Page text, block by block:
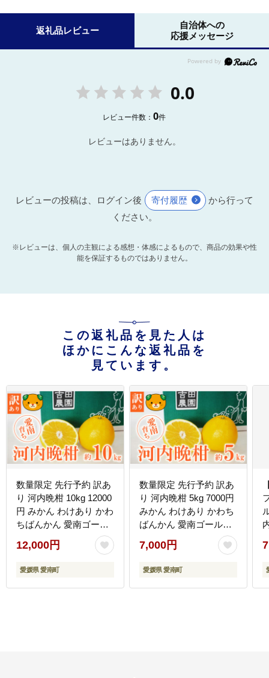
返礼品レビュー
自治体への
応援メッセージ
0.0
レビュー件数：0件
レビューはありません。
レビューの投稿は、ログイン後 寄付履歴
から行って
ください。
※レビューは、個人の主観による感想・体感によるもので、商品の効果や性
能を保証するものではありません。
この返礼品を見た人は
ほかにこんな返礼品を
見ています。
数量限定 先行予約 訳あ
り 河内晩柑 10kg 12000
円 みかん わけあり かわ
ちばんかん 愛南ゴール
ド あいなん ゴールド 夏
文旦 和製 グレープフル
ーツ 家庭用 産地直送 国
量限定 ビタミン 健康 お
12,000円
愛媛県 愛南町
数量限定 先行予約 訳あ
り 河内晩柑 5kg 7000円
みかん わけあり かわち
ばんかん 愛南ゴールド
あいなん ゴールド 夏 文
旦 和製 グレープフルー
ツ 家庭用 産地直送 国産
限定 ビタミン 健康 おい
7,000円
愛媛県 愛南町